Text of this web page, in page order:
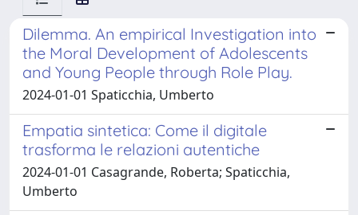
Dilemma. An empirical Investigation into
the Moral Development of Adolescents
and Young People through Role Play.
2024-01-01 Spaticchia, Umberto
Empatia sintetica: Come il digitale
trasforma le relazioni autentiche
2024-01-01 Casagrande, Roberta; Spaticchia,
Umberto